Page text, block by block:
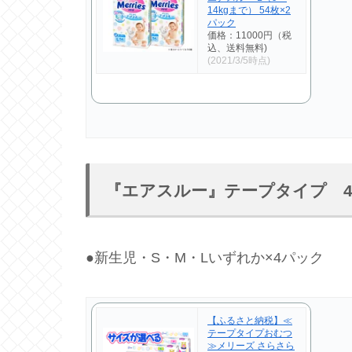
14kgまで） 54枚×2
パック
価格：11000円（税
込、送料無料)
(2021/3/5時点)
『エアスルー』テープタイプ
●新生児・S・M・Lいずれか×4パック
【ふるさと納税】≪
テープタイプおむつ
≫メリーズ さらさら